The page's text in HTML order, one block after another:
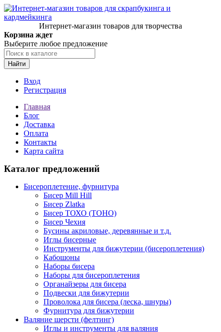
Интернет-магазин товаров для творчества
Корзина ждет
Выберите любое предложение
Найти
Вход
Регистрация
Главная
Блог
Доставка
Оплата
Контакты
Карта сайта
Каталог предложений
Бисероплетение, фурнитура
Бисер Mill Hill
Бисер Zlatka
Бисер ТОХО (TOHO)
Бисер Чехия
Бусины акриловые, деревянные и т.д.
Иглы бисерные
Инструменты для бижутерии (бисероплетения)
Кабошоны
Наборы бисера
Наборы для бисероплетения
Органайзеры для бисера
Подвески для бижутерии
Проволока для бисера (леска, шнуры)
Фурнитура для бижутерии
Валяние шерсти (фелтинг)
Иглы и инструменты для валяния